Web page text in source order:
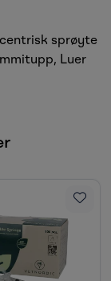
sprøyte
Luer